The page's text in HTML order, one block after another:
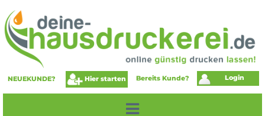
NEUEKUNDE? Hier starten Bereits Kunde? Login